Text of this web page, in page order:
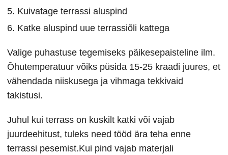
Kuivatage terrassi aluspind
Katke aluspind uue terrassiõli kattega
Valige puhastuse tegemiseks päikesepaisteline ilm.
Õhutemperatuur võiks püsida 15-25 kraadi juures, et
vähendada niiskusega ja vihmaga tekkivaid
takistusi.
Juhul kui terrass on kuskilt katki või vajab
juurdeehitust, tuleks need tööd ära teha enne
terrassi pesemist.Kui pind vajab materjali